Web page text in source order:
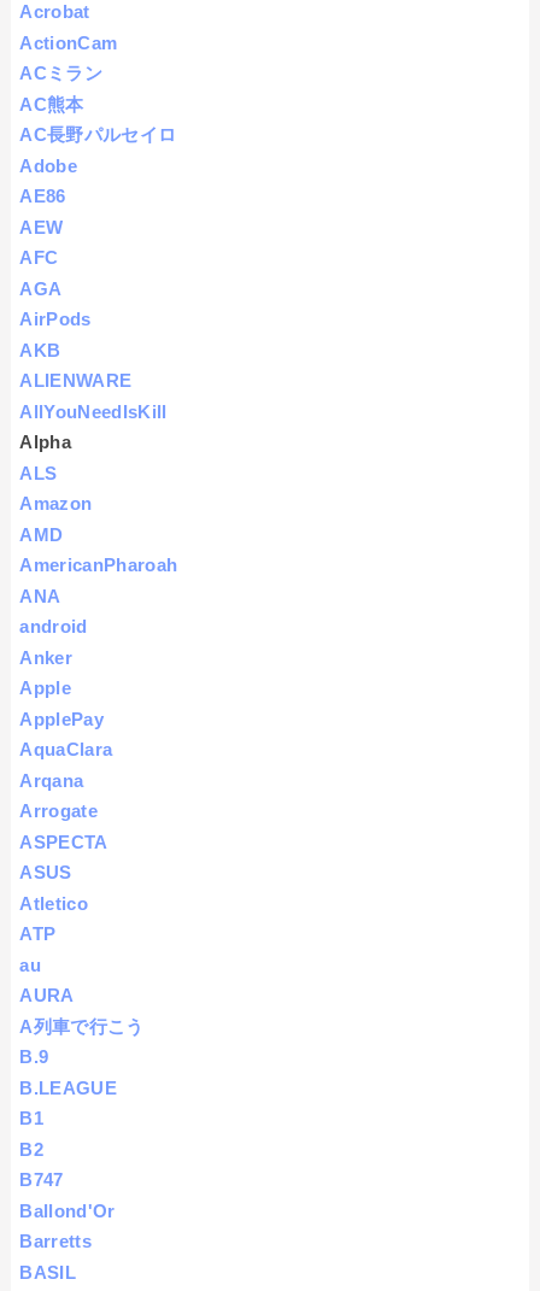
Acrobat
ActionCam
ACミラン
AC熊本
AC長野パルセイロ
Adobe
AE86
AEW
AFC
AGA
AirPods
AKB
ALIENWARE
AllYouNeedIsKill
Alpha
ALS
Amazon
AMD
AmericanPharoah
ANA
android
Anker
Apple
ApplePay
AquaClara
Arqana
Arrogate
ASPECTA
ASUS
Atletico
ATP
au
AURA
A列車で行こう
B.9
B.LEAGUE
B1
B2
B747
Ballond'Or
Barretts
BASIL